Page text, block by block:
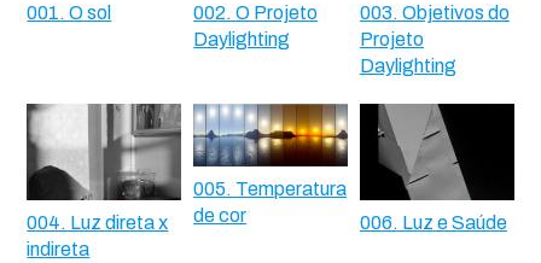
001. O sol
002. O Projeto
Daylighting
003. Objetivos do
Projeto
Daylighting
004. Luz direta x
indireta
005. Temperatura
de cor
006. Luz e Saúde